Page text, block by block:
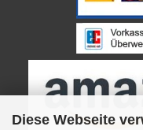
Diese Webseite